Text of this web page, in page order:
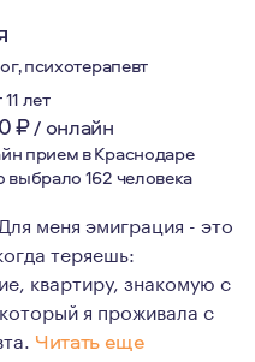
психотерапевт
лет
₽/ онлайн
прием в Краснодаре
выбрало 162 человека
меня эмиграция - это
теряешь:
квартиру, знакомую с
я проживала с
Читать еще